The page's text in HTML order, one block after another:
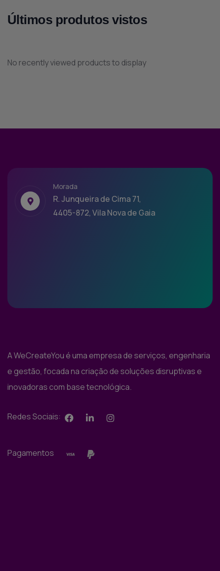
Últimos produtos vistos
No recently viewed products to display
Morada
R. Junqueira de Cima 71,
4405-872, Vila Nova de Gaia
A WeCreateYou é uma empresa de serviços, engenharia
e gestão, focada na criação de soluções disruptivas e
inovadoras com base tecnológica.
Redes Sociais:
Pagamentos